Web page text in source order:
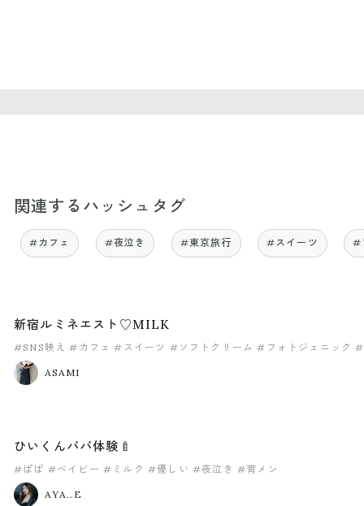
関連するハッシュタグ
#カフェ #夜泣き #東京旅行 #スイーツ #
新宿ルミネエスト♡MILK
#SNS映え #カフェ #スイーツ #ソフトクリーム #フォトジェニック #
ASAMI
ひいくんパパ体験🍼
#ぱぱ #ベイビー #ミルク #優しい #夜泣き #育メン
AYA..E